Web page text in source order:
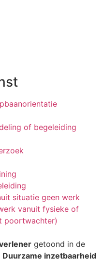
of begeleiding
situatie geen werk
vanuit fysieke of
poortwachter)
getoond in de
Duurzame inzetbaarheid